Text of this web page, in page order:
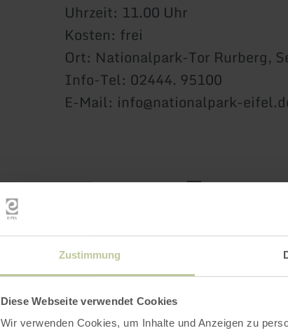
Zustimmung
Diese Webseite verwendet Cookies
Wir verwenden Cookies, um Inhalte und Anzeigen zu
Uhrzeit: 11.00 Uhr
Kosten: frei
Ort: Nationalpark-Tor Rurberg,
Info-Tel: 02444. 95100
E-Mail: info@nationalpark-